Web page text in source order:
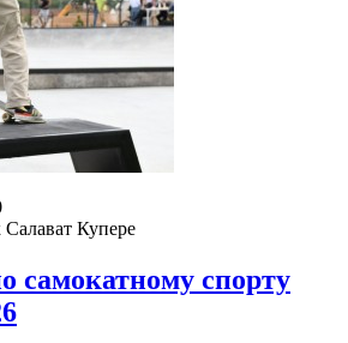
Салават Купере
самокатному спорту